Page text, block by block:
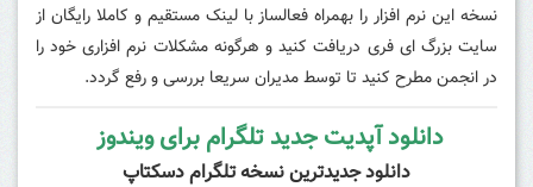
نسخه این نرم افزار را بهمراه فعالساز با لینک مستقیم و کاملا رایگان از
سایت بزرگ ای فری دریافت کنید و هرگونه مشکلات نرم افزاری خود را
در انجمن مطرح کنید تا توسط مدیران سریعا بررسی و رفع گردد.
دانلود آپدیت جدید تلگرام برای ویندوز
دانلود جدیدترین نسخه تلگرام دسکتاپ